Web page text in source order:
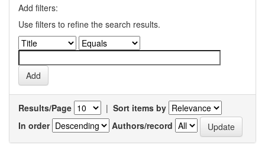
Add filters:
Use filters to refine the search results.
Results/Page | Sort items by
In order
Authors/record